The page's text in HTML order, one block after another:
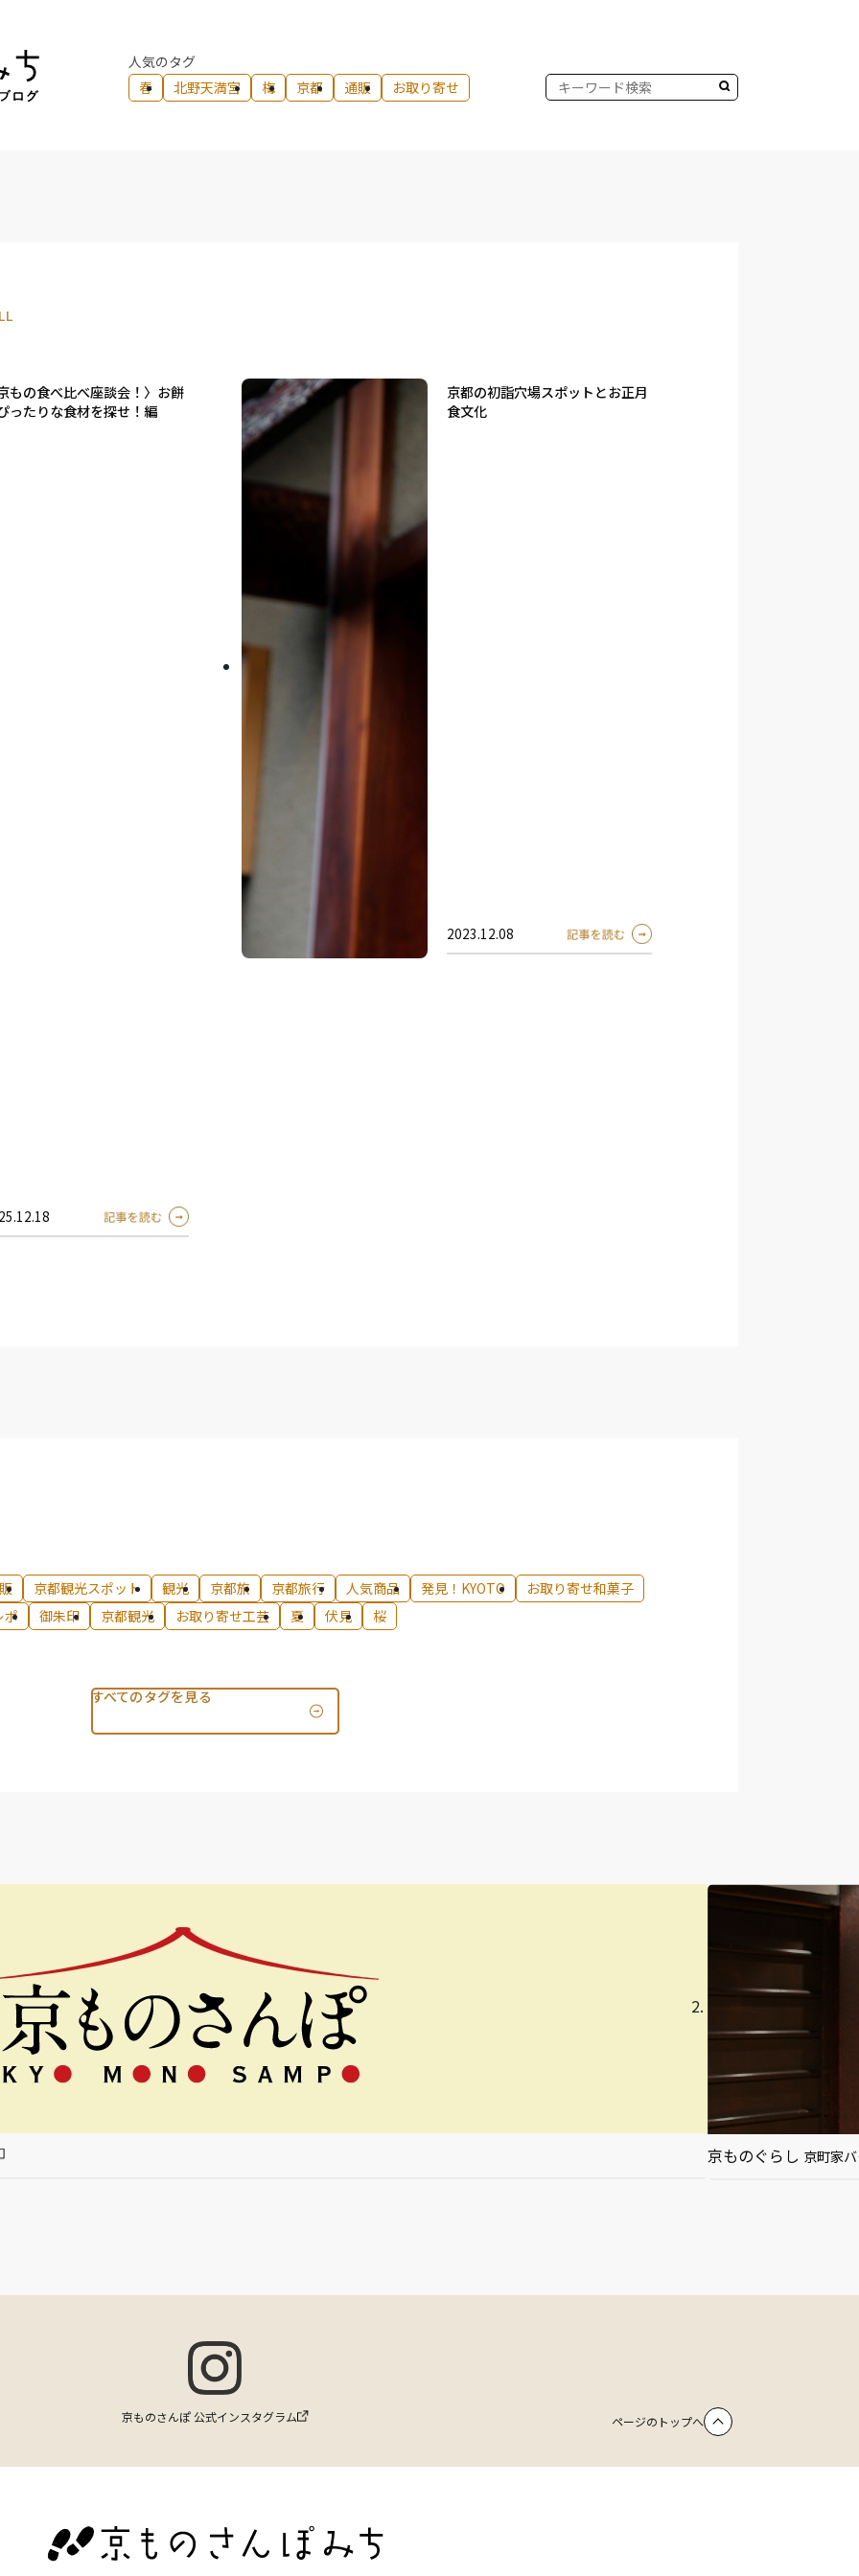
人気のタグ
春
北野天満宮 梅 京都 通販 お取り寄せ
もの食べ比べ座談会！〉お餅
ったりな食材を探せ！編
京都の初詣穴場スポットとお正月
食文化
2023.12.08
京都観光スポット 観光 京都旅 京都旅行 人気商品 発見！KYOTO
お取り寄せ和菓子
ポ
御朱印 京都観光 お取り寄せ工芸 夏 伏見 桜
すべてのタグを見る
京ものぐらし 京町家
京ものさんぽ 公式インスタグラム ページのトップへ